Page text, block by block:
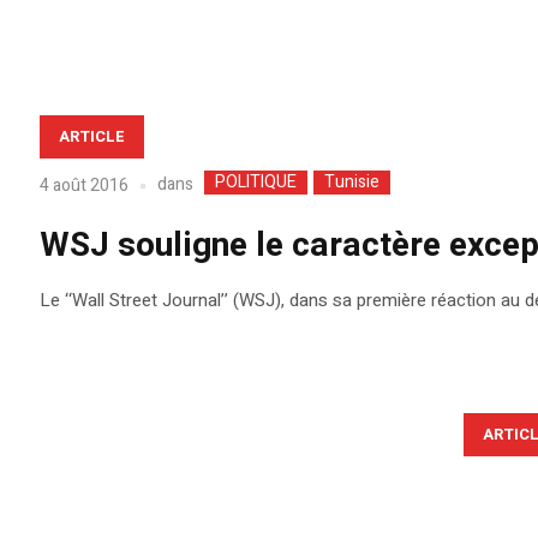
ARTICLE
4 août 2016 dans POLITIQUE Tunisie
WSJ souligne le caractère
Le ‘‘Wall Street Journal’’ (WSJ), dans sa première réaction